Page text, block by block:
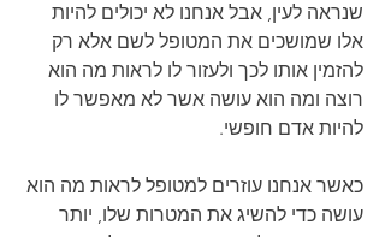
שנראה לעין, אבל אנחנו לא יכולים להיות
אלו שמושכים את המטופל לשם אלא רק
להזמין אותו לכך ולעזור לו לראות מה הוא
רוצה ומה הוא עושה אשר לא מאפשר לו
להיות אדם חופשי.
כאשר אנחנו עוזרים למטופל לראות מה הוא
עושה כדי להשיג את המטרות שלו, יותר